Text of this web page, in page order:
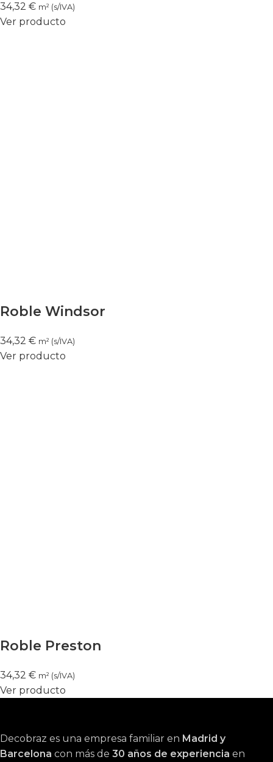
34,32 € m² (s/IVA)
Ver producto
Roble Windsor
34,32 € m² (s/IVA)
Ver producto
Roble Preston
34,32 € m² (s/IVA)
Ver producto
Decobraz es una empresa familiar en Madrid y
Barcelona con más de 30 años de experiencia en